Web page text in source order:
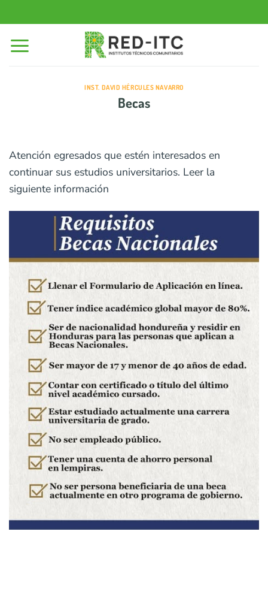
al
contenido
INST. DAVID HÉRCULES NAVARRO
Becas
Atención egresados que estén interesados en
continuar sus estudios universitarios. Leer la
siguiente información